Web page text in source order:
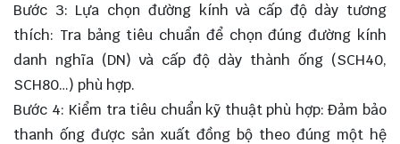
Bước 3: Lựa chọn đường kính và cấp độ dày tương
thích: Tra bảng tiêu chuẩn để chọn đúng đường kính
danh nghĩa (DN) và cấp độ dày thành ống (SCH40,
SCH80…) phù hợp.
Bước 4: Kiểm tra tiêu chuẩn kỹ thuật phù hợp: Đảm bảo
thanh ống được sản xuất đồng bộ theo đúng một hệ